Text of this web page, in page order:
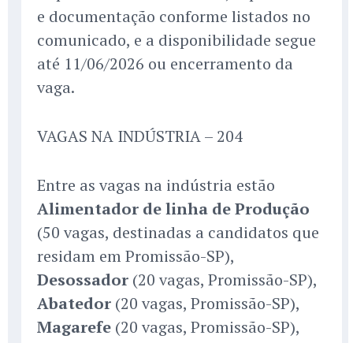
e documentação conforme listados no
comunicado, e a disponibilidade segue
até 11/06/2026 ou encerramento da
vaga.
VAGAS NA INDÚSTRIA – 204
Entre as vagas na indústria estão
Alimentador de linha de Produção
(50 vagas, destinadas a candidatos que
residam em Promissão-SP),
Desossador (20 vagas, Promissão-SP),
Abatedor (20 vagas, Promissão-SP),
Magarefe (20 vagas, Promissão-SP),